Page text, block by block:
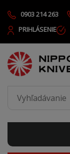
0903 214 263
PRIHLÁSENIE